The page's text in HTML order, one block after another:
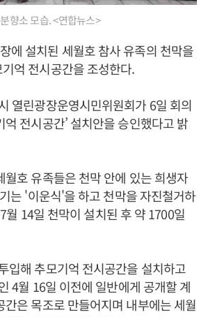
향소 모습. <연합뉴스>
에 설치된 세월호 참사 유족의 천막을
억 전시공간을 조성한다.
열린광장운영시민위원회가 6일 회의
억 전시공간’ 설치안을 승인했다고 밝
호 유족들은 천막 안에 있는 희생자
는 '이운식'을 하고 천막을 자진철거하
월 14일 천막이 설치된 후 약 1700일
입해 추모기억 전시공간을 설치하고
4월 16일 이전에 일반에게 공개할 계
간은 목조로 만들어지며 내부에는 세월